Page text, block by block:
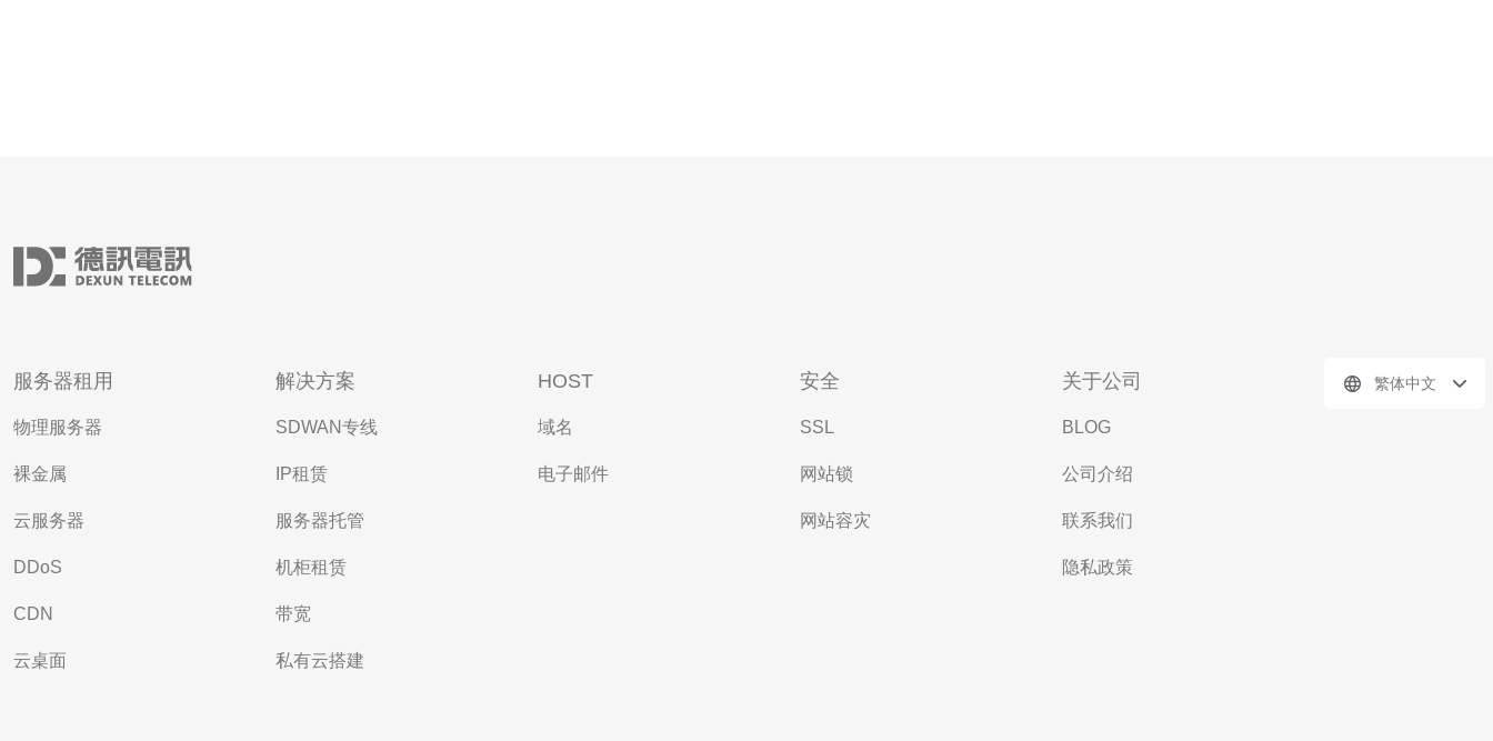
服务器租用
物理服务器
裸金属
云服务器
DDoS
CDN
云桌面
解决方案
SDWAN专线
IP租赁
服务器托管
机柜租赁
带宽
私有云搭建
HOST
域名
电子邮件
安全
SSL
网站锁
网站容灾
关于公司
BLOG
公司介绍
联系我们
隐私政策
繁体中文